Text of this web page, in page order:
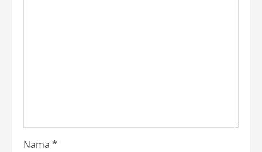
Nama *